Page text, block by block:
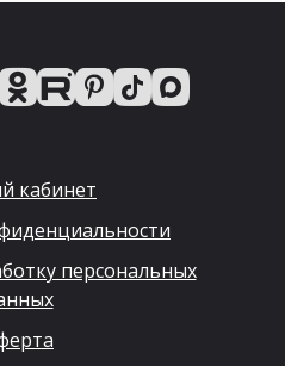
кабинет
персональных